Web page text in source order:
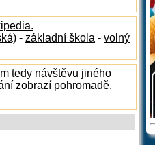
- základní škola - volný
tedy návštěvu jiného
zobrazí pohromadě.